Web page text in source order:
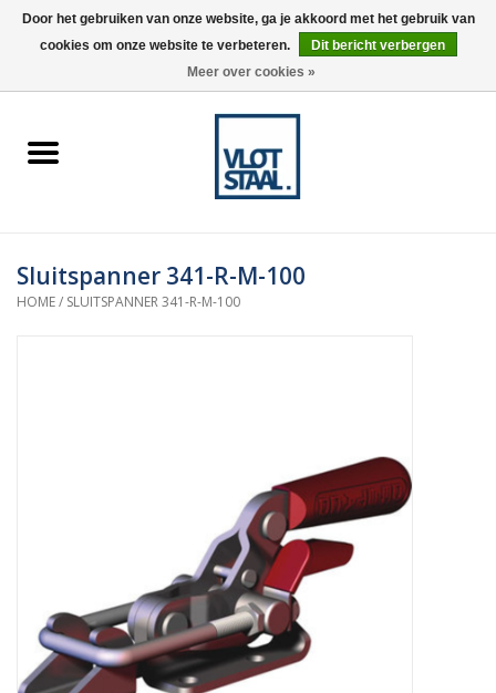
0 Artikelen - €0,00
spanners
Sluitspanner 341-R-M-100
HOME/ SLUITSPANNER 341-R-M-100
Door het gebruiken van onze website, ga je akkoord met het gebruik van
cookies om onze website te verbeteren.
Dit bericht verbergen
Meer over cookies »